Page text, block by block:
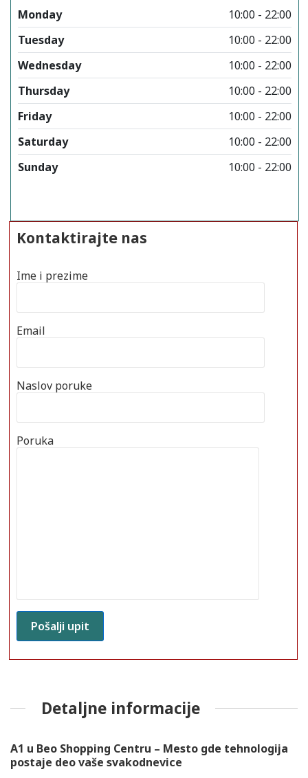
Monday
10:00 - 22:00
Tuesday
10:00 - 22:00
Wednesday
10:00 - 22:00
Thursday
10:00 - 22:00
Friday
10:00 - 22:00
Saturday
10:00 - 22:00
Sunday
10:00 - 22:00
Kontaktirajte nas
Ime i prezime
Email
Naslov poruke
Poruka
Detaljne informacije
A1 u Beo Shopping Centru – Mesto gde tehnologija
postaje deo vaše svakodnevice